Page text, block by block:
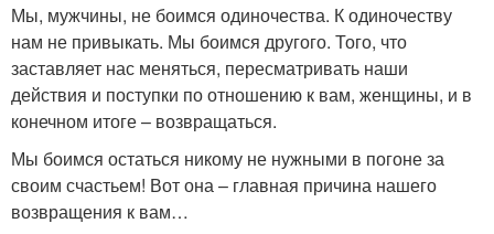
Мы, мужчины, не боимся одиночества. К одиночеству
нам не привыкать. Мы боимся другого. Того, что
заставляет нас меняться, пересматривать наши
действия и поступки по отношению к вам, женщины, и в
конечном итоге – возвращаться.
Мы боимся остаться никому не нужными в погоне за
своим счастьем! Вот она – главная причина нашего
возвращения к вам…